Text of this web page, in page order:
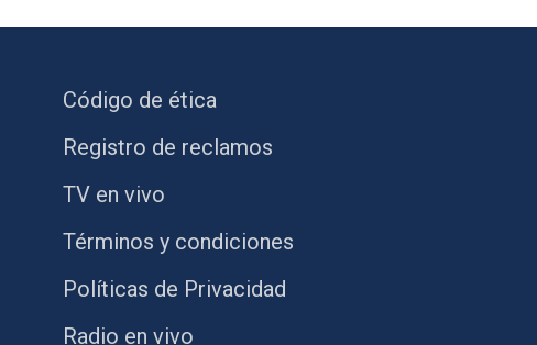
Código de ética
Registro de reclamos
TV en vivo
Términos y condiciones
Políticas de Privacidad
Radio en vivo